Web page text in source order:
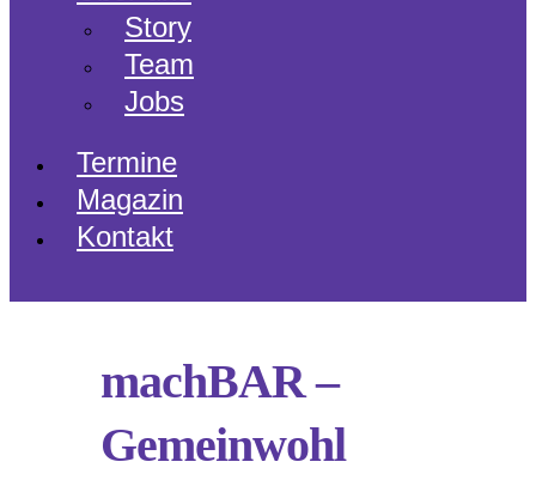
Story
Team
Jobs
Termine
Magazin
Kontakt
machBAR –
Gemeinwohl